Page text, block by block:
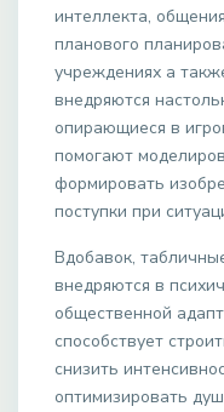
интеллекта,
планового
учреждениях а
внедряются
опирающиеся в
помогают
формировать
поступки при
Вдобавок,
внедряются в
общественной
способствует
снизить
оптимизировать